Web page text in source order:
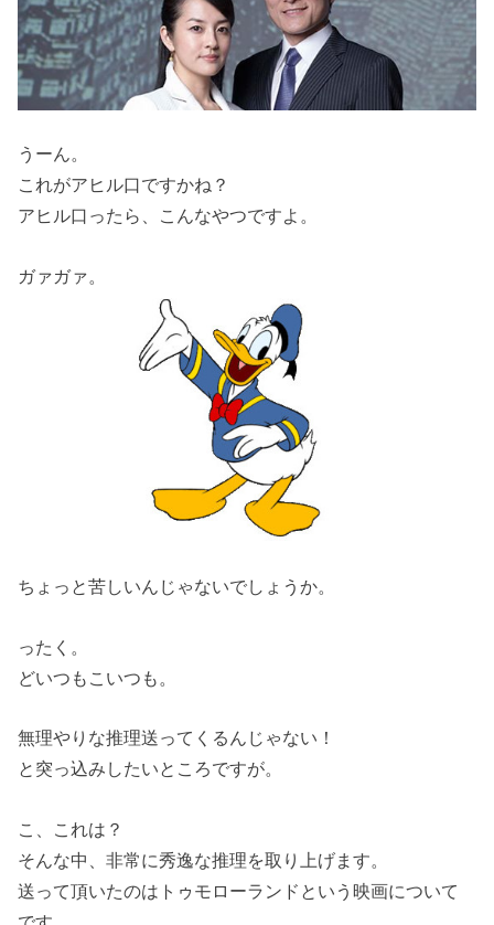
うーん。
これがアヒル口ですかね？
アヒル口ったら、こんなやつですよ。
ガァガァ。
ちょっと苦しいんじゃないでしょうか。
ったく。
どいつもこいつも。
無理やりな推理送ってくるんじゃない！
と突っ込みしたいところですが。
こ、これは？
そんな中、非常に秀逸な推理を取り上げます。
送って頂いたのはトゥモローランドという映画について